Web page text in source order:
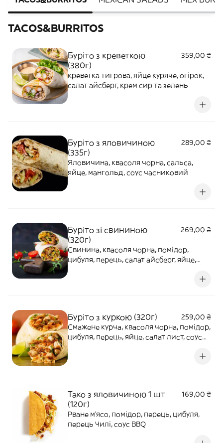
TACOS&BURRITOS
Буріто з креветкою
(380г)
359,00 ₴
креветка тигрова, яйце куряче, огірок,
салат айсберг, крем сир та зелень
Буріто з яловичиною
(335г)
289,00 ₴
Яловичина, квасоля чорна, сальса,
яйце, мангольд, соус часниковий
Буріто зі свининою
(320г)
269,00 ₴
Свинина, квасоля чорна, помідор,
цибуля, перець, салат айсберг, яйце,
Буріто з куркою (320г)
259,00 ₴
Смажене курча, квасоля чорна, помідор,
цибуля, перець, яйце, салат лист, соус
Тако з яловичиною 1 шт
(120г)
169,00 ₴
Рване м'ясо, помідор, перець, цибуля,
перець Чилі, соус BBQ